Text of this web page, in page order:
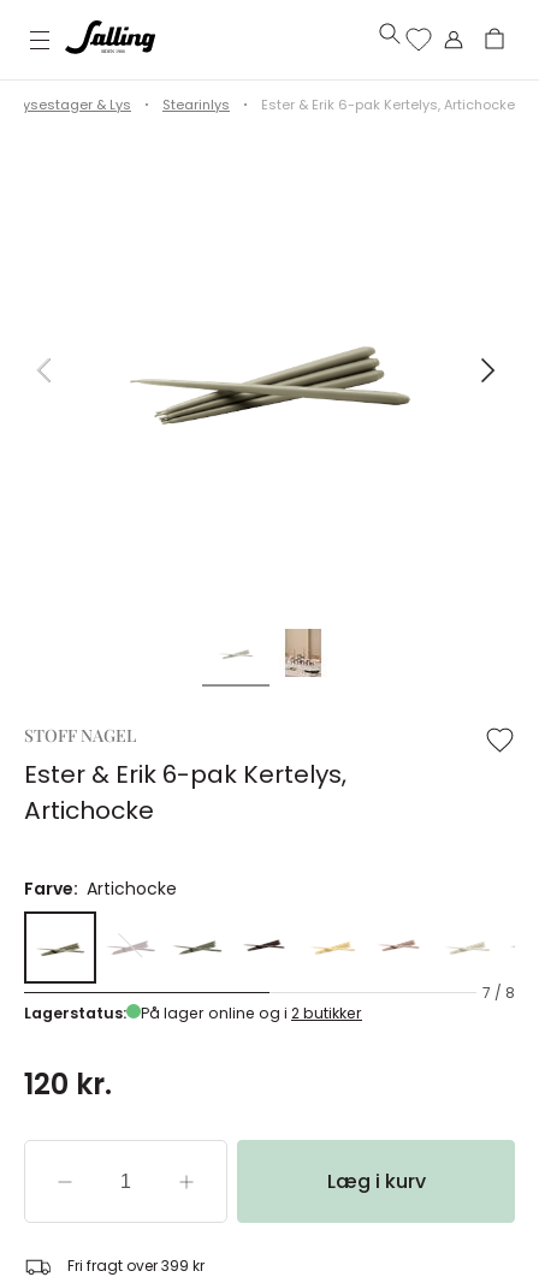
Lysestager & Lys Stearinlys Ester & Erik 6-pak Kertelys, Artichocke
STOFF NAGEL
Ester & Erik 6-pak Kertelys,
Artichocke
Farve: Artichocke
7 / 8
Lagerstatus:
På lager online og i 2 butikker
120 kr.
Læg i kurv
Fri fragt over 399 kr